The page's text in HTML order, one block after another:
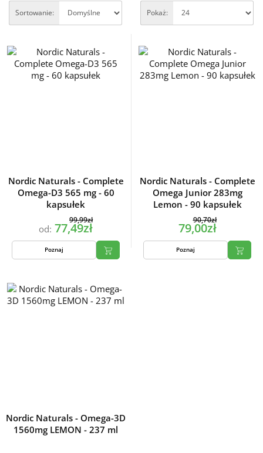
Sortowanie: Pokaż:
Nordic Naturals - Complete
Omega-D3 565 mg - 60
kapsułek
od:
99,99zł
77,49zł
Poznaj
Nordic Naturals - Complete
Omega Junior 283mg
Lemon - 90 kapsułek
90,70zł
79,00zł
Poznaj
Nordic Naturals - Omega-3D
1560mg LEMON - 237 ml